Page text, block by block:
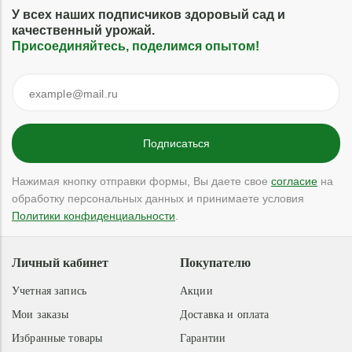
У всех наших подписчиков здоровый сад и
качественный урожай.
Присоединяйтесь, поделимся опытом!
Нажимая кнопку отправки формы, Вы даете свое согласие на
обработку персональных данных и принимаете условия
Политики конфиденциальности
Покупателю
Акции
Доставка и оплата
Гарантии
Личный кабинет
Учетная запись
Мои заказы
Избранные товары